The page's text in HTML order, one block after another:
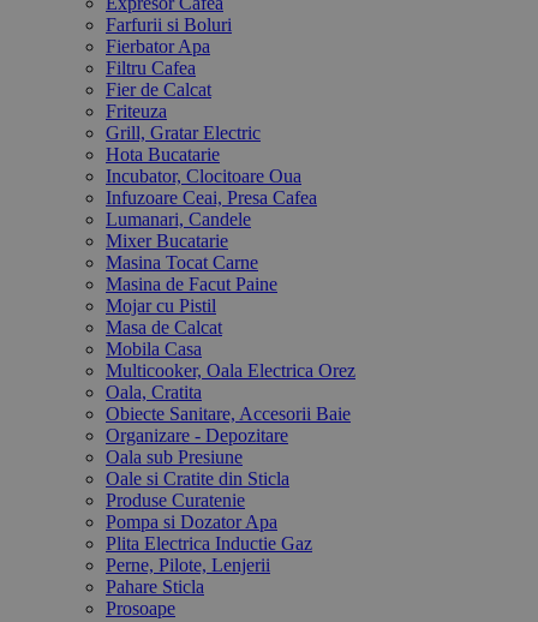
Farfurii si Boluri
Fierbator Apa
Filtru Cafea
Fier de Calcat
Friteuza
Grill, Gratar Electric
Hota Bucatarie
Incubator, Clocitoare Oua
Infuzoare Ceai, Presa Cafea
Lumanari, Candele
Mixer Bucatarie
Masina Tocat Carne
Masina de Facut Paine
Mojar cu Pistil
Masa de Calcat
Mobila Casa
Multicooker, Oala Electrica Orez
Oala, Cratita
Obiecte Sanitare, Accesorii Baie
Organizare - Depozitare
Oala sub Presiune
Oale si Cratite din Sticla
Produse Curatenie
Pompa si Dozator Apa
Plita Electrica Inductie Gaz
Perne, Pilote, Lenjerii
Pahare Sticla
Prosoape